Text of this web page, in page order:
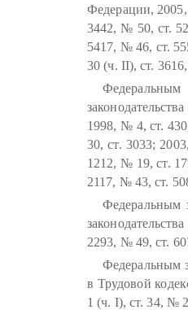
Федерации,
3442, № 50, ст.
5417, № 46, ст.
30 (ч. II), ст.
1998, № 4, ст.
30, ст. 3033;
1212, № 19, ст.
2117, № 43, ст.
Федеральным
2293, № 49, ст.
Федеральным
в Трудовой
1 (ч. I), ст. 34, №